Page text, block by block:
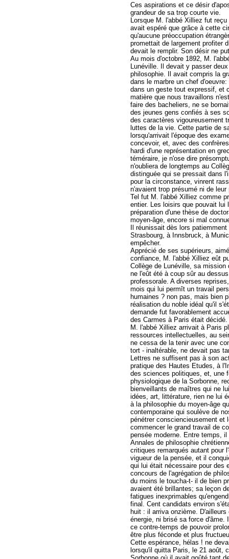
Ces aspirations et ce désir
grandeur de sa trop courte vie.
Lorsque M. l'abbé Xilliez fut
avait espéré que grâce à cette
qu'aucune préoccupation
promettait de largement profiter
devait le remplir. Son désir ne
Au mois d'octobre 1892, M.
Lunéville. Il devait y passer
philosophie. Il avait compris la
dans le marbre un chef
dans un geste tout expressif, et
matière que nous travaillons
faire des bacheliers, ne se
des jeunes gens confiés à ses
des caractères vigoureusement
luttes de la vie. Cette partie de
lorsqu'arrivait l'époque des
concevoir, et, avec des
hardi d'une représentation en
téméraire, je n'ose dire
n'oubliera de longtemps au
distinguée qui se pressait dans
pour la circonstance, vinrent
n'avaient trop présumé ni de
Tel fut M. l'abbé Xilliez comme
entier. Les loisirs que pouvait
préparation d'une thèse de
moyen-âge, encore si mal
Il réunissait dès lors
Strasbourg, à Innsbruck, à
empêcher.
Apprécié de ses supérieurs,
confiance, M. l'abbé Xilliez eût
Collège de Lunéville, sa
ne l'eût été à coup sûr au
professorale. A diverses
mois qui lui permît un travail
humaines ? non pas, mais bien
réalisation du noble idéal qu'il
demande fut favorablement
des Carmes à Paris était décidé.
M. l'abbé Xilliez arrivait à Paris
ressources intellectuelles, au
ne cessa de la tenir avec une
tort - inaltérable, ne devait pas
Lettres ne suffisent pas à son
pratique des Hautes Etudes, à
des sciences politiques, et, une
physiologique de la Sorbonne,
bienveillants de maîtres qui ne
idées, art, littérature, rien ne lui
à la philosophie du moyen-âge
contemporaine qui soulève de
pénétrer consciencieusement et
commencer le grand travail de
pensée moderne. Entre temps,
Annales de philosophie
critiques remarqués autant pour
vigueur de la pensée, et il
qui lui était nécessaire pour des
concours de l'agrégation de
du moins le toucha-t- il de bien
avaient été brillantes; sa leçon
fatigues inexprimables
final. Cent candidats environ
huit : il arriva onzième.
énergie, ni brisé sa force
ce contre-temps de pouvoir
être plus féconde et plus
Cette espérance, hélas ! ne
lorsqu'il quitta Paris, le 21 août,